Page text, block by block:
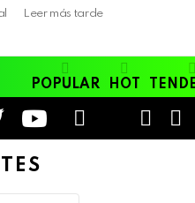
Leer más tarde
POPULAR HOT
youtube
SKIN